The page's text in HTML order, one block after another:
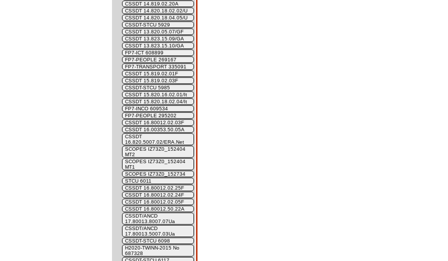
CSSDT 14.819.02.20A
CSSDT 14.820.18.02.02/U
CSSDT 14.820.18.04.05/U
CSSDT-STCU 5929
CSSDT 13.820.05.07/GF
CSSDT 13.823.15.09/GA
CSSDT 13.823.15.10/GA
FP7-ICT 608899
FP7-PEOPLE 269167
FP7-TRANSPORT 335091
CSSDT 15.819.02.01F
CSSDT 15.819.02.03F
CSSDT-STCU 5985
CSSDT 15.820.16.02.01/It
CSSDT 15.820.18.02.04/It
FP7-INCO 609534
FP7-PEOPLE 295202
CSSDT 16.80012.02.03F
CSSDT 16.00353.50.05A
CSSDT
16.820.5007.02/ERA.Net
SCOPES IZ73Z0_152404
MT2
SCOPES IZ73Z0_152404
MT1
SCOPES IZ73Z0_152734
STCU 6011
CSSDT 16.80012.02.25F
CSSDT 16.80012.02.24F
CSSDT 16.80012.02.05F
CSSDT 16.80012.50.22A
CSSDT/ANCD
17.80013.8007.07Ua
CSSDT/ANCD
17.80013.5007.03Ua
CSSDT-STCU 6098
H2020-TWINN-2015 No
687328